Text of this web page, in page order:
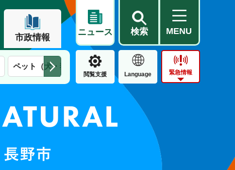
市政情報
ニュース 検索 MENU
ペット（犬・猫） 住民票・戸籍 公営住宅
閲覧支援 Language 緊急情報